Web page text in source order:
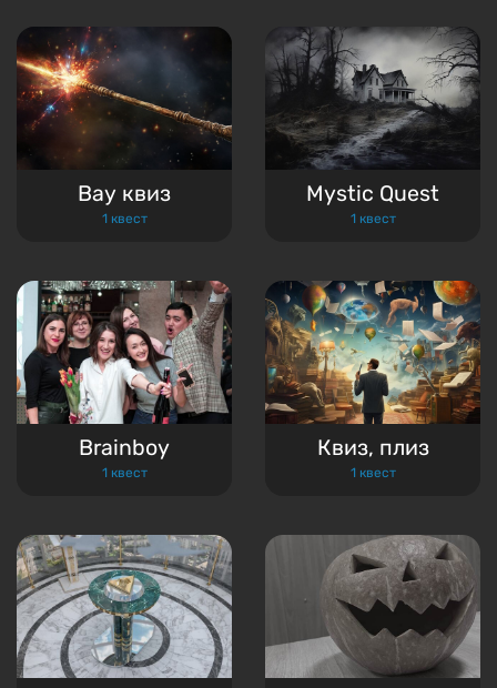
Вау квиз
1 квест
Mystic Quest
1 квест
Brainboy
1 квест
Квиз, плиз
1 квест